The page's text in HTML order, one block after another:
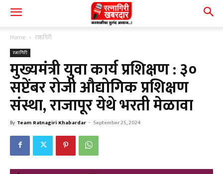
Home रत्नागिरी
रत्नागिरी
मुख्यमंत्री युवा कार्य प्रशिक्षण : ३०
सप्टेंबर रोजी औद्योगिक प्रशिक्षण
संस्था, राजापूर येथे भरती मेळावा
By Team Ratnagiri Khabardar - September 25, 2024